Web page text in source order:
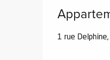
1 rue